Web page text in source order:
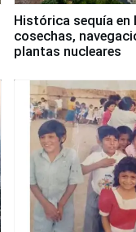
Histórica sequía
cosechas,
plantas nucleares